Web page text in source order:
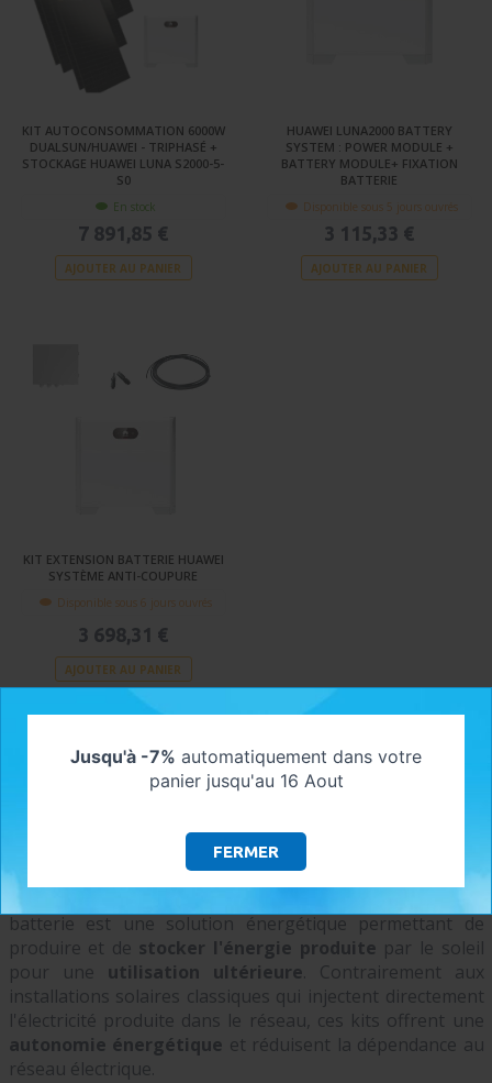
KIT AUTOCONSOMMATION 6000W
DUALSUN/HUAWEI - TRIPHASÉ +
STOCKAGE HUAWEI LUNA S2000-5-
S0
En stock
7 891,85 €
AJOUTER AU PANIER
HUAWEI LUNA2000 BATTERY
SYSTEM : POWER MODULE +
BATTERY MODULE+ FIXATION
BATTERIE
Disponible sous 5 jours ouvrés
3 115,33 €
AJOUTER AU PANIER
KIT EXTENSION BATTERIE HUAWEI
SYSTÈME ANTI-COUPURE
Disponible sous 6 jours ouvrés
3 698,31 €
AJOUTER AU PANIER
QU’EST-CE QU’UN KIT PANNEAU
SOLAIRE AUTOCONSOMMATION AVEC
batterie est une solution énergétique permettant de
produire et de stocker l'énergie produite par le soleil
pour une utilisation ultérieure. Contrairement aux
installations solaires classiques qui injectent directement
l'électricité produite dans le réseau, ces kits offrent une
autonomie énergétique et réduisent la dépendance au
réseau électrique.
Jusqu'à -7% automatiquement dans votre
panier jusqu'au 16 Aout
FERMER